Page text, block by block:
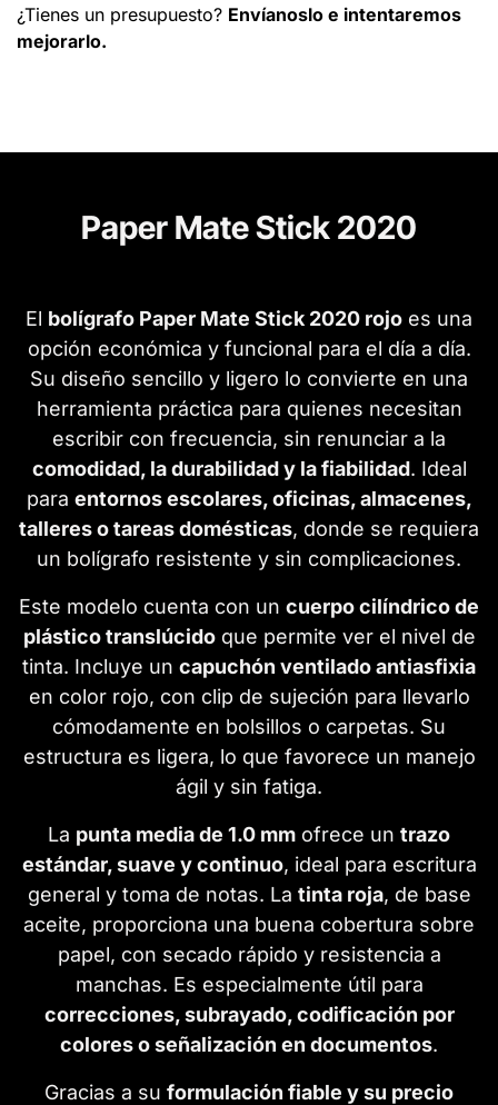
¿Tienes un presupuesto? Envíanoslo e intentaremos
mejorarlo.
Paper Mate Stick 2020
El bolígrafo Paper Mate Stick 2020 rojo es una
opción económica y funcional para el día a día.
Su diseño sencillo y ligero lo convierte en una
herramienta práctica para quienes necesitan
escribir con frecuencia, sin renunciar a la
comodidad, la durabilidad y la fiabilidad. Ideal
para entornos escolares, oficinas, almacenes,
talleres o tareas domésticas, donde se requiera
un bolígrafo resistente y sin complicaciones.
Este modelo cuenta con un cuerpo cilíndrico de
plástico translúcidoque permite ver el nivel de
tinta. Incluye un capuchón ventilado antiasfixia
en color rojo, con clip de sujeción para llevarlo
cómodamente en bolsillos o carpetas. Su
estructura es ligera, lo que favorece un manejo
ágil y sin fatiga.
La punta media de 1.0 mm ofrece un trazo
estándar, suave y continuo, ideal para escritura
general y toma de notas. La tinta roja, de base
aceite, proporciona una buena cobertura sobre
papel, con secado rápido y resistencia a
manchas. Es especialmente útil para
correcciones, subrayado, codificación por
colores o señalización en documentos.
Gracias a su formulación fiable y su precio